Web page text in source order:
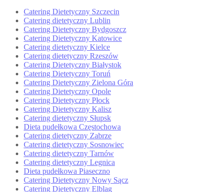
Catering Dietetyczny Szczecin
Catering dietetyczny Lublin
Catering Dietetyczny Bydgoszcz
Catering Dietetyczny Katowice
Catering dietetyczny Kielce
Catering dietetyczny Rzeszów
Catering Dietetyczny Białystok
Catering Dietetyczny Toruń
Catering Dietetyczny Zielona Góra
Catering Dietetyczny Opole
Catering Dietetyczny Płock
Catering Dietetyczny Kalisz
Catering dietetyczny Słupsk
Dieta pudełkowa Częstochowa
Catering dietetyczny Zabrze
Catering dietetyczny Sosnowiec
Catering dietetyczny Tarnów
Catering dietetyczny Legnica
Dieta pudełkowa Piaseczno
Catering Dietetyczny Nowy Sącz
Catering Dietetyczny Elbląg